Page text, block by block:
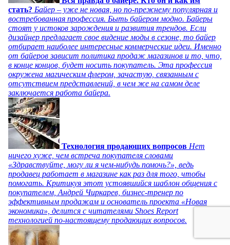
стать? Байер – уже не новая, но по-прежнему популярная и
востребованная профессия. Быть байером модно. Байеры
стоят у истоков зарождения и развития трендов. Если
дизайнер предлагает свое видение моды в сезоне, то байер
отбирает наиболее интересные коммерческие идеи. Именно
от байеров зависит политика продаж магазинов и то, что,
в конце концов, будет носить покупатель. Эта профессия
окружена магическим флером, зачастую, связанным с
отсутствием представлений, в чем же на самом деле
заключается работа байера.
Технология продающих вопросов Нет
ничего хуже, чем встреча покупателя словами
«Здравствуйте, могу ли я чем-нибудь помочь?», ведь
продавец работает в магазине как раз для того, чтобы
помогать. Критикуя этот устоявшийся шаблон общения с
покупателем, Андрей Чиркарев, бизнес-тренер по
эффективным продажам и основатель проекта «Новая
экономика», делится с читателями Shoes Report
технологией по-настоящему продающих вопросов.